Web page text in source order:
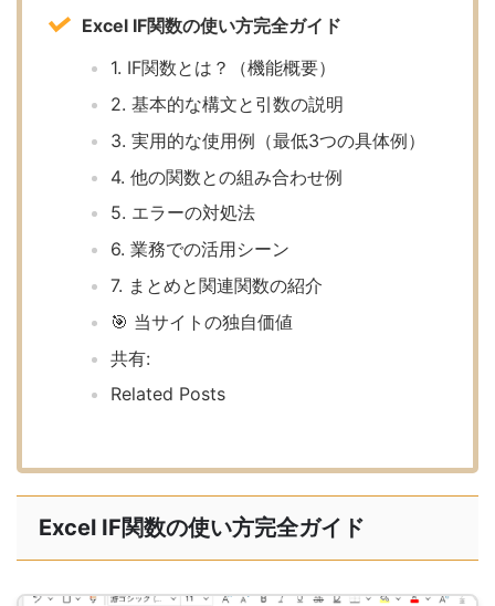
Excel IF関数の使い方完全ガイド
1. IF関数とは？（機能概要）
2. 基本的な構文と引数の説明
3. 実用的な使用例（最低3つの具体例）
4. 他の関数との組み合わせ例
5. エラーの対処法
6. 業務での活用シーン
7. まとめと関連関数の紹介
🎯 当サイトの独自価値
共有:
Related Posts
Excel IF関数の使い方完全ガイド